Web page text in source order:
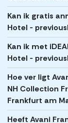
Kan ik gratis
Hotel -
Kan ik met
Hotel -
Hoe ver ligt
NH Collection
Frankfurt am
Heeft Avani